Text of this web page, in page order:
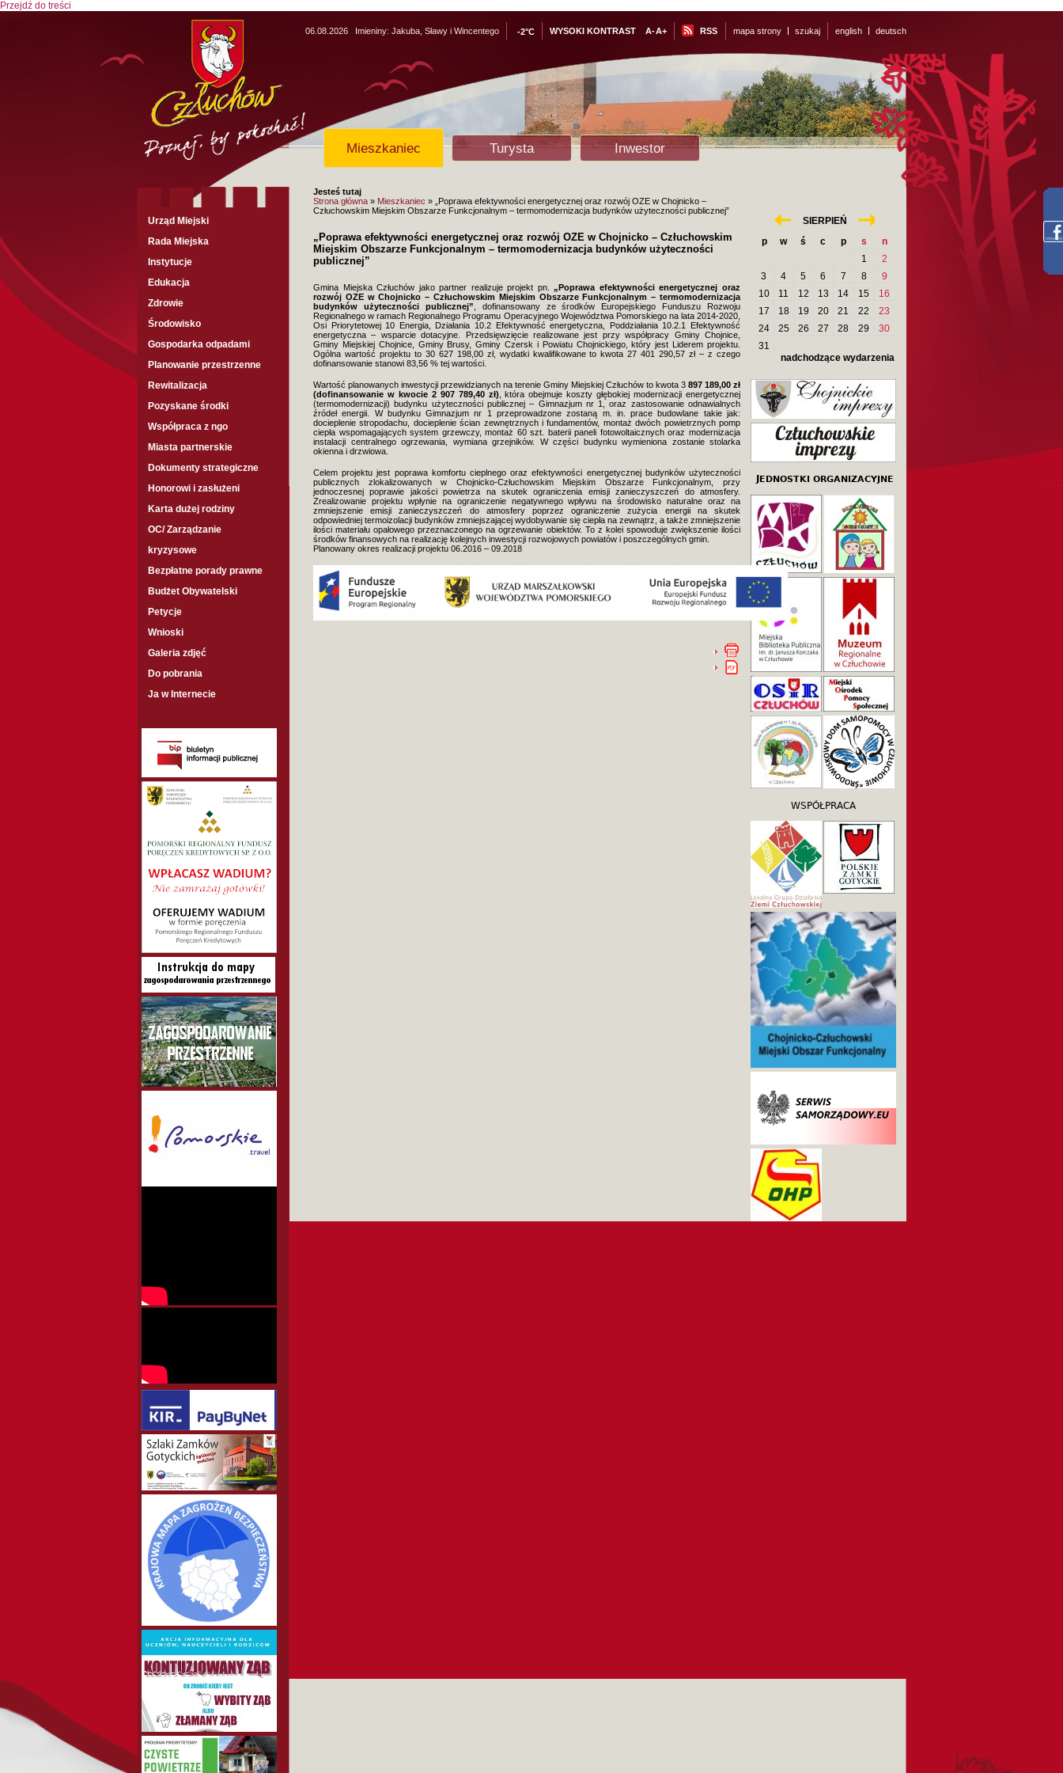
Przejdź do treści
06.08.2026 Imieniny: Jakuba, Sławy i Wincentego -2°C WYSOKI KONTRAST A-A+ RSS mapa strony szukaj english deutsch
Mieszkaniec Turysta Inwestor
Urząd Miejski
Rada Miejska
Instytucje
Edukacja
Zdrowie
Środowisko
Gospodarka odpadami
Planowanie przestrzenne
Rewitalizacja
Pozyskane środki
Współpraca z ngo
Miasta partnerskie
Dokumenty strategiczne
Honorowi i zasłużeni
Karta dużej rodziny
OC/ Zarządzanie
kryzysowe
Bezpłatne porady prawne
Budżet Obywatelski
Petycje
Wnioski
Galeria zdjęć
Do pobrania
Ja w Internecie
Jesteś tutaj
Strona główna » Mieszkaniec » „Poprawa efektywności energetycznej oraz rozwój OZE w Chojnicko –
Człuchowskim Miejskim Obszarze Funkcjonalnym – termomodernizacja budynków użyteczności publicznej”
„Poprawa efektywności energetycznej oraz rozwój OZE w Chojnicko – Człuchowskim
Miejskim Obszarze Funkcjonalnym – termomodernizacja budynków użyteczności
publicznej”
Gmina Miejska Człuchów jako partner realizuje projekt pn.„Poprawa efektywności energetycznej oraz
rozwój OZE w Chojnicko – Człuchowskim Miejskim Obszarze Funkcjonalnym – termomodernizacja
budynków użyteczności publicznej” , dofinansowany ze środków Europejskiego Funduszu Rozwoju
Regionalnego w ramach Regionalnego Programu Operacyjnego Województwa Pomorskiego na lata 2014-2020,
Osi Priorytetowej 10 Energia, Działania 10.2 Efektywność energetyczna, Poddziałania 10.2.1 Efektywność
energetyczna – wsparcie dotacyjne. Przedsięwzięcie realizowane jest przy współpracy Gminy Chojnice,
Gminy Miejskiej Chojnice, Gminy Brusy, Gminy Czersk i Powiatu Chojnickiego, który jest Liderem projektu.
Ogólna wartość projektu to 30 627 198,00 zł, wydatki kwalifikowane to kwota 27 401 290,57 zł – z czego
dofinansowanie stanowi 83,56 % tej wartości.
Wartość planowanych inwestycji przewidzianych na terenie Gminy Miejskiej Człuchów to kwota 3 897 189,00 zł
(dofinansowanie w kwocie 2 907 789,40 zł) , która obejmuje koszty głębokiej modernizacji energetycznej
(termomodernizacji) budynku użyteczności publicznej – Gimnazjum nr 1, oraz zastosowanie odnawialnych
źródeł energii. W budynku Gimnazjum nr 1 przeprowadzone zostaną m. in. prace budowlane takie jak:
docieplenie stropodachu, docieplenie ścian zewnętrznych i fundamentów, montaż dwóch powietrznych pomp
ciepła wspomagających system grzewczy, montaż 60 szt. baterii paneli fotowoltaicznych oraz modernizacja
instalacji centralnego ogrzewania, wymiana grzejników. W części budynku wymieniona zostanie stolarka
okienna i drzwiowa.
Celem projektu jest poprawa komfortu cieplnego oraz efektywności energetycznej budynków użyteczności
publicznych zlokalizowanych w Chojnicko-Człuchowskim Miejskim Obszarze Funkcjonalnym, przy
jednoczesnej poprawie jakości powietrza na skutek ograniczenia emisji zanieczyszczeń do atmosfery.
Zrealizowanie projektu wpłynie na ograniczenie negatywnego wpływu na środowisko naturalne oraz na
zmniejszenie emisji zanieczyszczeń do atmosfery poprzez ograniczenie zużycia energii na skutek
odpowiedniej termoizolacji budynków zmniejszającej wydobywanie się ciepła na zewnątrz, a także zmniejszenie
ilości materiału opałowego przeznaczonego na ogrzewanie obiektów. To z kolei spowoduje zwiększenie ilości
środków finansowych na realizację kolejnych inwestycji rozwojowych powiatów i poszczególnych gmin.
Planowany okres realizacji projektu 06.2016 – 09.2018
SIERPIEŃ «
p
w ś c p s
n
1
2
3
4 5 6 7 8
9
10
11 12 13 14 15
16
17
18 19 20 21 22
23
24
25 26 27 28 29
30
31
nadchodzące wydarzenia